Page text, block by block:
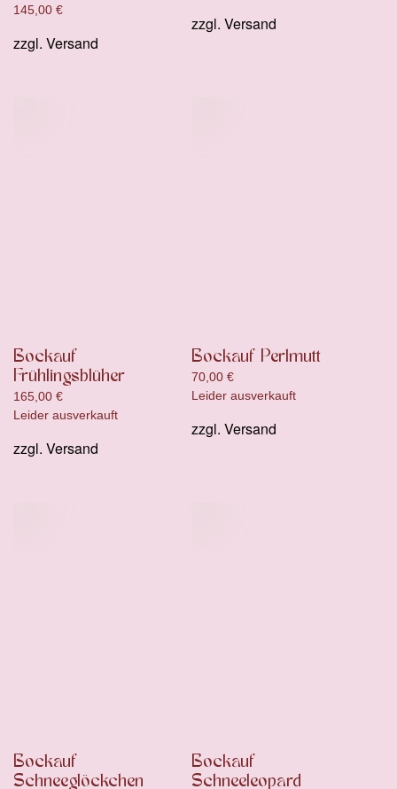
145,00 €
zzgl. Versand
zzgl. Versand
Bockauf
Frühlingsblüher
165,00 €
Leider ausverkauft
zzgl. Versand
Bockauf Perlmutt
70,00 €
Leider ausverkauft
zzgl. Versand
Bockauf
Schneeglöckchen
Bockauf
Schneeleopard